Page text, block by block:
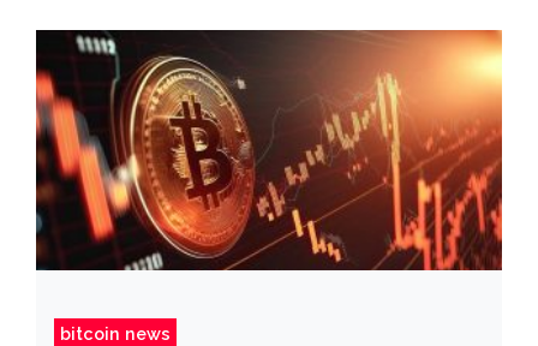
bitcoin news